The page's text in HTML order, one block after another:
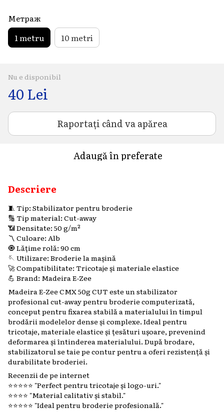
Метраж
1 metru 10 metri
Nu e disponibil
40 Lei
Raportați când va apărea
Adaugă în preferate
Descriere
🧵 Tip: Stabilizator pentru broderie
🔢 Tip material: Cut-away
📶 Densitate: 50 g/m²
〽️ Culoare: Alb
🧿 Lățime rolă: 90 cm
🪡 Utilizare: Broderie la mașină
🚀 Compatibilitate: Tricotaje și materiale elastice
💪 Brand: Madeira E-Zee
Madeira E-Zee CMX 50g CUT este un stabilizator
profesional cut-away pentru broderie computerizată,
conceput pentru fixarea stabilă a materialului în timpul
brodării modelelor dense și complexe. Ideal pentru
tricotaje, materiale elastice și țesături ușoare, prevenind
deformarea și întinderea materialului. După brodare,
stabilizatorul se taie pe contur pentru a oferi rezistență și
durabilitate broderiei.
Recenzii de pe internet
⭐️⭐️⭐️⭐️⭐️ "Perfect pentru tricotaje și logo-uri."
⭐️⭐️⭐️⭐️ "Material calitativ și stabil."
⭐️⭐️⭐️⭐️⭐️ "Ideal pentru broderie profesională."